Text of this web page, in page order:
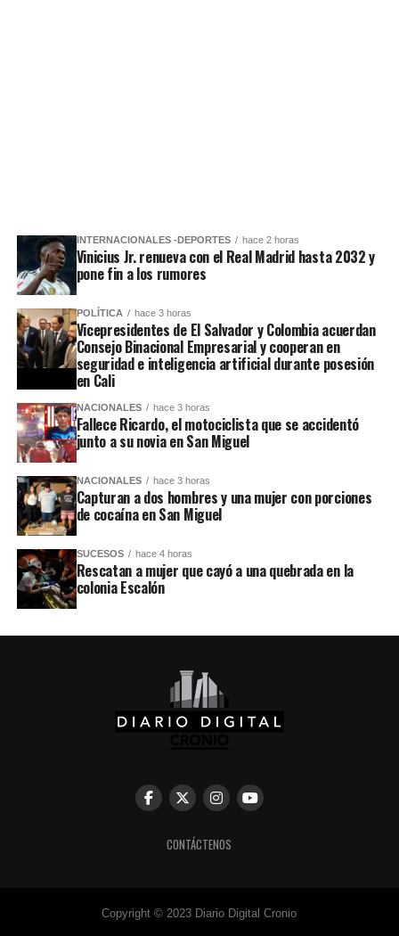
INTERNACIONALES -DEPORTES hace 2 horas
Vinicius Jr. renueva con el Real Madrid hasta 2032 y
pone fin a los rumores
POLÍTICA hace 3 horas
Vicepresidentes de El Salvador y Colombia acuerdan
Consejo Binacional Empresarial y cooperan en
seguridad e inteligencia artificial durante posesión
en Cali
NACIONALES hace 3 horas
Fallece Ricardo, el motociclista que se accidentó
junto a su novia en San Miguel
NACIONALES hace 3 horas
Capturan a dos hombres y una mujer con porciones
de cocaína en San Miguel
SUCESOS hace 4 horas
Rescatan a mujer que cayó a una quebrada en la
colonia Escalón
CONTÁCTENOS
Copyright © 2023 Diario Digital Cronio